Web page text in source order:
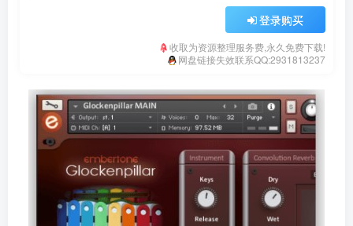
登录购买
收取为资源整理服务费,永久免费下载!
网盘链接失效联系QQ:2931813237